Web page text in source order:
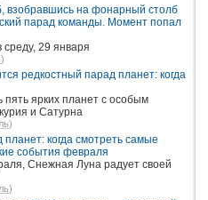
взобравшись на фонарный столб
парад команды. Момент попал
среду, 29 января
)
редкостный парад планет: когда
пять ярких планет с особым
и Сатурна
)
когда смотреть самые
события февраля
Снежная Луна радует своей
)